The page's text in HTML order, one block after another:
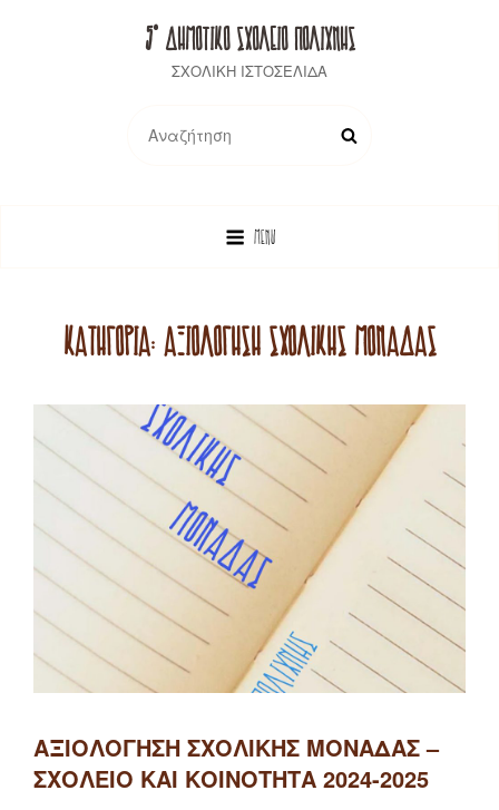
5° ΔΗΜΟΤΙΚΟ ΣΧΟΛΕΙΟ ΠΟΛΙΧΝΗΣ
ΣΧΟΛΙΚΗ ΙΣΤΟΣΕΛΙΔΑ
for:
MENU
ΚΑΤΗΓΟΡΊΑ: ΑΞΙΟΛΌΓΗΣΗ ΣΧΟΛΙΚΉΣ ΜΟΝΆΔΑΣ
ΑΞΙΟΛΌΓΗΣΗ ΣΧΟΛΙΚΉΣ ΜΟΝΆΔΑΣ –
ΣΧΟΛΕΊΟ ΚΑΙ ΚΟΙΝΌΤΗΤΑ 2024-2025